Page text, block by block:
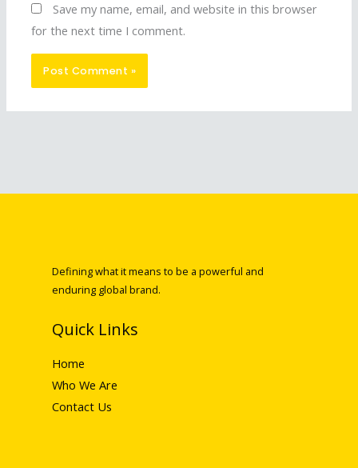
Save my name, email, and website in this browser
for the next time I comment.
Defining what it means to be a powerful and
enduring global brand.
Quick Links
Home
Who We Are
Contact Us